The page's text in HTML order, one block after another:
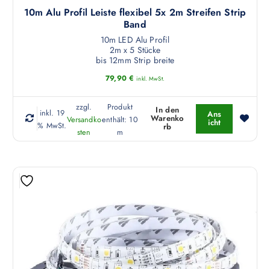
10m Alu Profil Leiste flexibel 5x 2m Streifen Strip
Band
10m LED Alu Profil
2m x 5 Stücke
bis 12mm Strip breite
79,90 € inkl. MwSt.
inkl. 19
% MwSt.
zzgl.
Versandko
sten
Produkt
enthält: 10
m
In den
Warenko
rb
Ans
icht